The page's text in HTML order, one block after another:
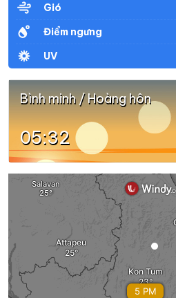
Gió
Điểm ngưng
UV
Bình minh / Hoàng hôn
05:32